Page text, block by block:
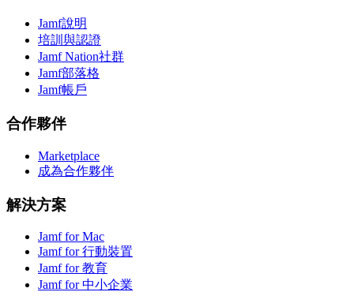
Jamf說明
培訓與認證
Jamf Nation社群
Jamf部落格
Jamf帳戶
合作夥伴
Marketplace
成為合作夥伴
解決方案
Jamf for Mac
Jamf for 行動裝置
Jamf for 教育
Jamf for 中小企業